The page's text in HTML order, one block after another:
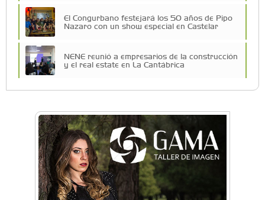
El Congurbano festejará los 50 años de Pipo
Nazaro con un show especial en Castelar
NENE reunió a empresarios de la construcción
y el real estate en La Cantábrica
La primera vez que Eva Perón voló en avión lo
hizo desde Morón
Mariana Croce: "Hoy las empresas necesitan
un asesoramiento integral para crecer con
seguridad"